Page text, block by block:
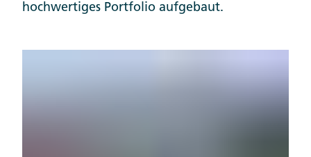
hochwertiges Portfolio aufgebaut.